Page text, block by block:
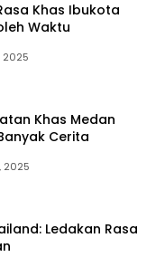
Khas Ibukota
Waktu
2025
Khas Medan
Cerita
2025
Ledakan Rasa